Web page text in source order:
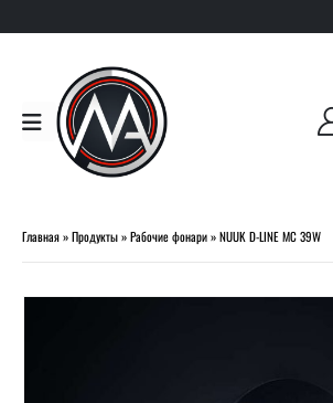
Главная»Продукты»Рабочие фонари»NUUK D-LINE MC 39W